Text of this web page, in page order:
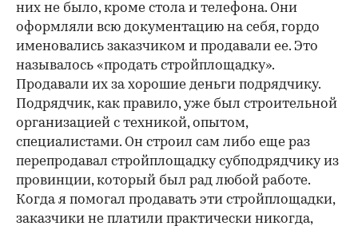
них не было, кроме стола и телефона. Они
оформляли всю документацию на себя, гордо
именовались заказчиком и продавали ее. Это
называлось «продать стройплощадку».
Продавали их за хорошие деньги подрядчику.
Подрядчик, как правило, уже был строительной
организацией с техникой, опытом,
специалистами. Он строил сам либо еще раз
перепродавал стройплощадку субподрядчику из
провинции, который был рад любой работе.
Когда я помогал продавать эти стройплощадки,
заказчики не платили практически никогда,